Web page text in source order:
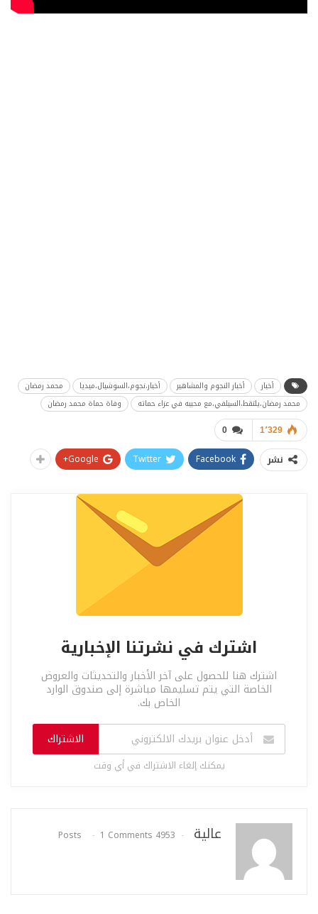
أخبار أخبار النجوم والمشاهير أخبار،نجوم،السوشيال،ميديا
محمد رمضان
محمد رمضان،يلتقط،السيلفي،مع محبيه في عزاء حماته
وفاة حماة محمد رمضان
0 1٬329
نشر Facebook
Twitter
Google+
اشترك في نشرتنا الإخبارية
اشترك هنا للحصول على آخر الأخبار والتحديثات والعروض
الخاصة التي يتم تسليمها مباشرة إلى صندوق الوارد
الخاص بك.
الاشتراك
يمكنك إلغاء الاشتراك في أي وقت
عالية 4953 Posts
1 Comments